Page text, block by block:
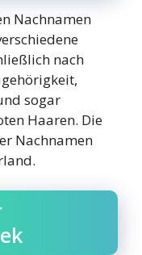
Nachnamen
nach
sogar
Haaren. Die
Nachnamen